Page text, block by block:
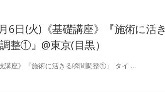
6日(火)《基礎講座》『施術に活き
整①』@東京(目黒）
講座》『施術に活きる瞬間調整①』 タイ …